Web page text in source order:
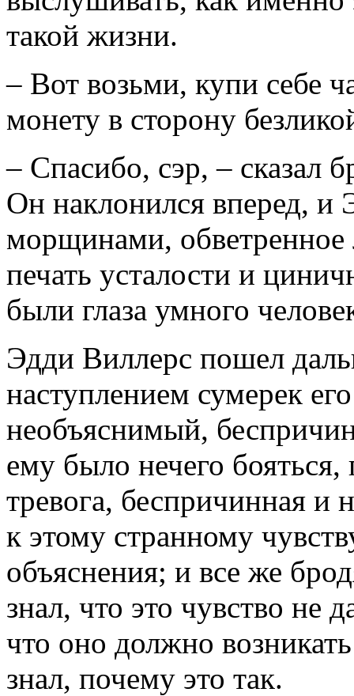
такой жизни.
– Вот возьми, купи себе
монету в сторону
– Спасибо, сэр, – сказал
Он наклонился вперед, и
морщинами, обветренное
печать усталости и
были глаза умного
Эдди Виллерс пошел
наступлением сумерек
необъяснимый,
ему было нечего
тревога, беспричинная
к этому странному
объяснения; и все же
знал, что это чувство не
что оно должно
знал, почему это так.